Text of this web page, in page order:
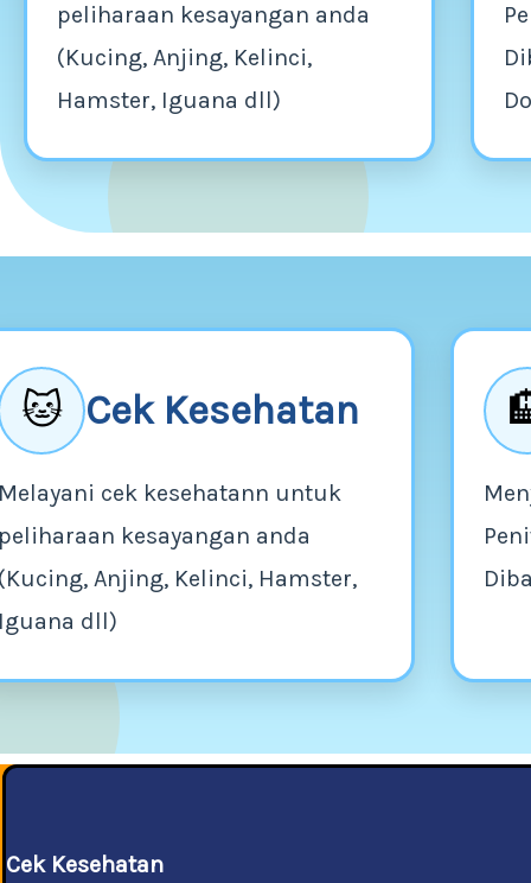
peliharaan kesayangan anda
(Kucing, Anjing, Kelinci,
Hamster, Iguana dll)
🐱 Cek Kesehatan
cek kesehatann untuk
kesayangan anda
Anjing, Kelinci, Hamster,
dll)
Cek Kesehatan